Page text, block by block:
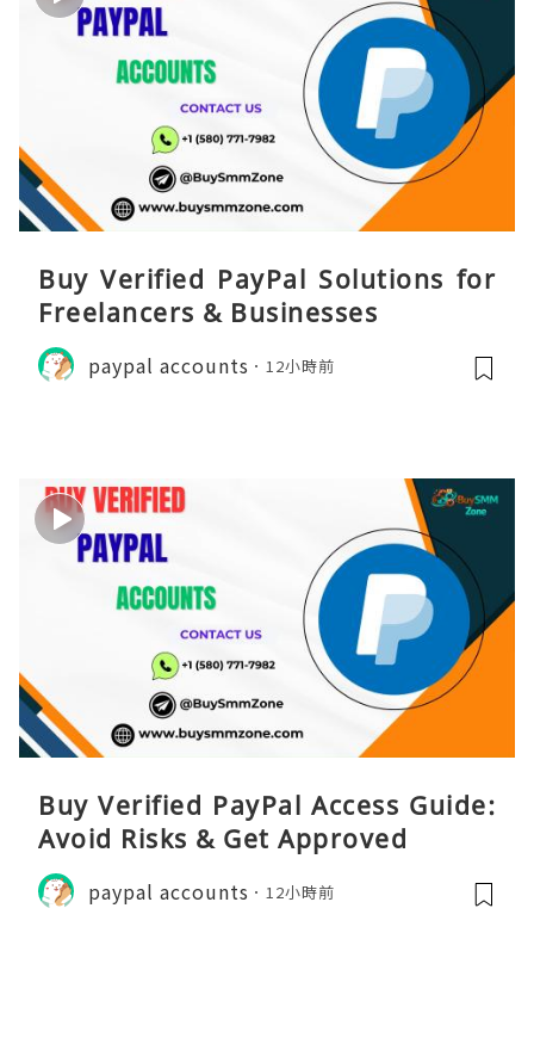
Buy Verified PayPal Solutions for
Freelancers & Businesses
paypal accounts 12小時前
Buy Verified PayPal Access Guide:
Avoid Risks & Get Approved
paypal accounts 12小時前